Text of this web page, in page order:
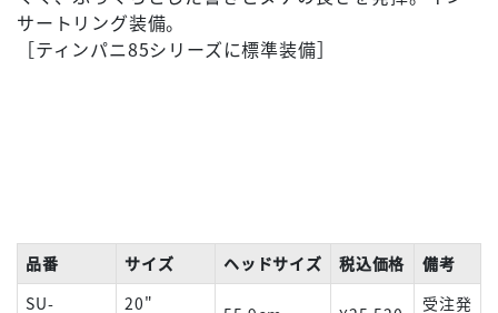
サートリング装備。
［ティンパニ85シリーズに標準装備］
品番 サイズ ヘッドサイズ 税込価格
備考
SU-
20"
受注発